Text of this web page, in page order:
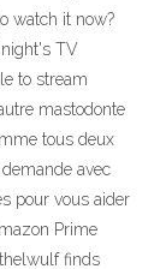
watch it now?
TV
to stream
mastodonte
tous deux
avec
pour vous aider
Prime
finds